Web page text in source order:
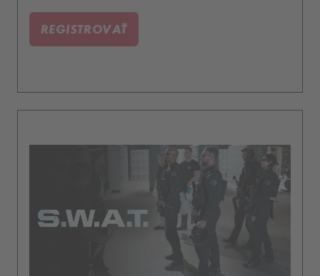
REGISTROVAŤ